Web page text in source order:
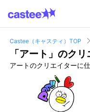
Castee（キャスティ）TOP
「アート 」のク
アートのクリエイターに